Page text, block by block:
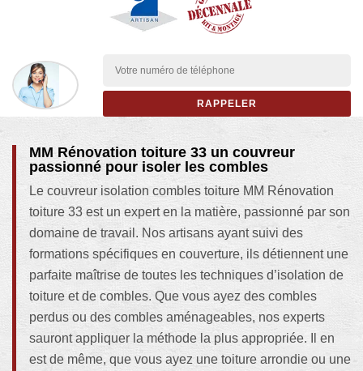
MM Rénovation toiture 33 un couvreur
passionné pour isoler les combles
Le couvreur isolation combles toiture MM Rénovation
toiture 33 est un expert en la matière, passionné par son
domaine de travail. Nos artisans ayant suivi des
formations spécifiques en couverture, ils détiennent une
parfaite maîtrise de toutes les techniques d’isolation de
toiture et de combles. Que vous ayez des combles
perdus ou des combles aménageables, nos experts
sauront appliquer la méthode la plus appropriée. Il en
est de même, que vous ayez une toiture arrondie ou une